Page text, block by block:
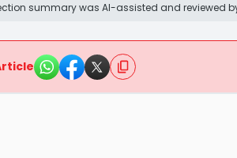
summary was AI-assisted and reviewed